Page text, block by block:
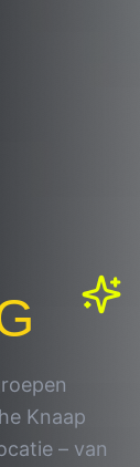
Knaap
– van